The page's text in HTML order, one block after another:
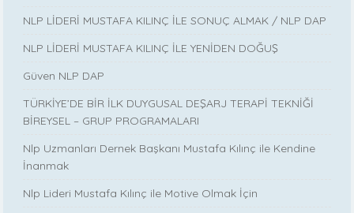
NLP LİDERİ MUSTAFA KILINÇ İLE SONUÇ ALMAK / NLP DAP
NLP LİDERİ MUSTAFA KILINÇ İLE YENİDEN DOĞUŞ
Güven NLP DAP
TÜRKİYE’DE BİR İLK DUYGUSAL DEŞARJ TERAPİ TEKNİĞİ
BİREYSEL – GRUP PROGRAMALARI
Nlp Uzmanları Dernek Başkanı Mustafa Kılınç ile Kendine
İnanmak
Nlp Lideri Mustafa Kılınç ile Motive Olmak İçin